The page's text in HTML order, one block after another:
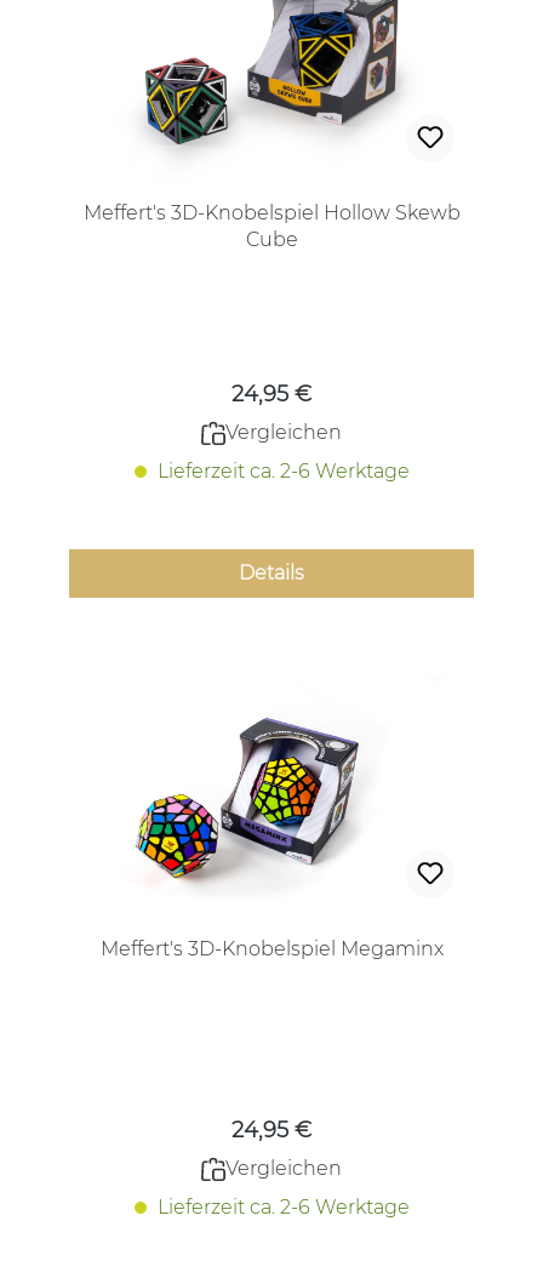
Meffert's 3D-Knobelspiel Hollow Skewb
Cube
24,95 €
Vergleichen
Lieferzeit ca. 2-6 Werktage
Details
Meffert's 3D-Knobelspiel Megaminx
24,95 €
Vergleichen
Lieferzeit ca. 2-6 Werktage